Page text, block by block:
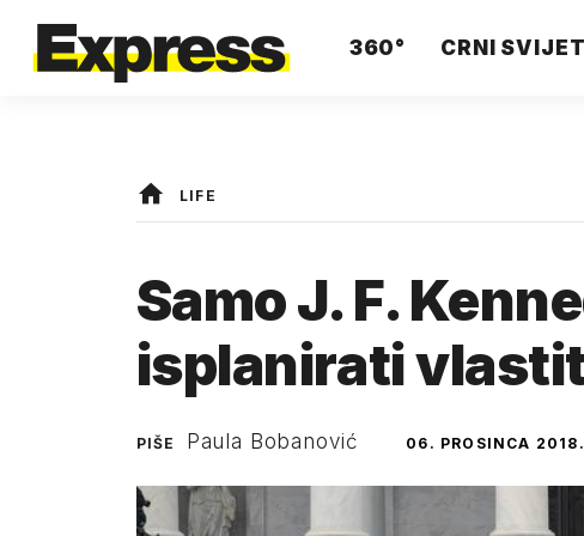
360° CRNI SVIJET
LIFE
Samo J. F.
isplanirati
PIŠE Paula Bobanović 06. PROSINCA 2018.